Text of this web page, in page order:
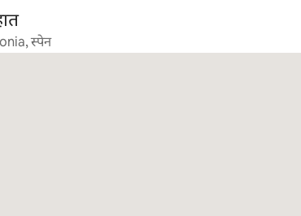
स्पेन